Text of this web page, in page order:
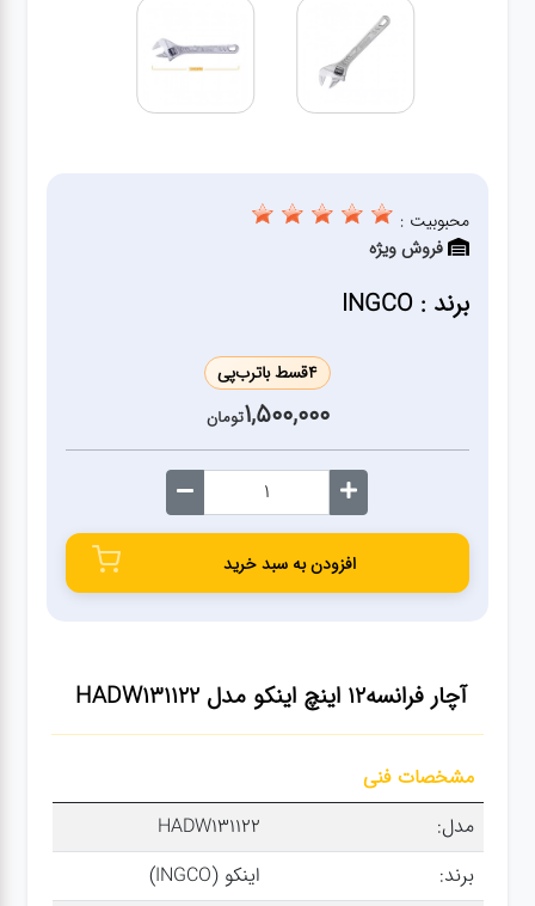
ابزار
بادی
صفحه
آچار ها
کیف و
جبعه
ابزار
آچار فرانسه12 اینچ اینکو مدل HADW131122
مشخصات فنی
مدل:
HADW131122
برند:
اینکو (INGCO)
محبوبیت :
فروش ویژه
برند : INGCO
4قسط باترب‌پی
1,500,000تومان
افزودن به سبد خرید